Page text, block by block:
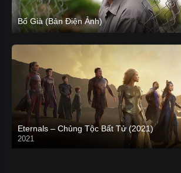
Bố Già (Bản Điện Ảnh)
Eternals – Chủng Tộc Bất Tử (2021)
2021
Trailer